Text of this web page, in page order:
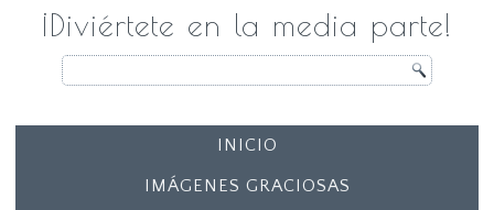
¡Diviértete en la media parte!
INICIO
IMÁGENES GRACIOSAS